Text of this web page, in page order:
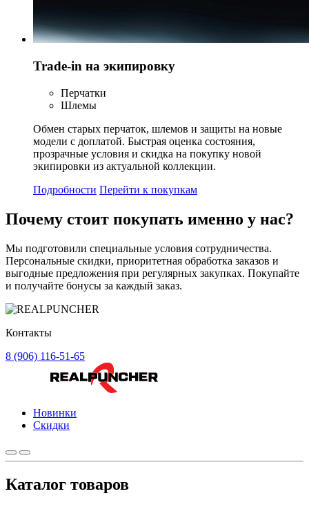
Trade-in на экипировку
Перчатки
Шлемы
Обмен старых перчаток, шлемов и защиты на новые
модели с доплатой. Быстрая оценка состояния,
прозрачные условия и скидка на покупку новой
экипировки из актуальной коллекции.
Подробности Перейти к покупкам
Почему стоит покупать именно у нас?
Мы подготовили специальные условия сотрудничества.
Персональные скидки, приоритетная обработка заказов и
выгодные предложения при регулярных закупках. Покупайте
и получайте бонусы за каждый заказ.
Контакты
8 (906) 116-51-65
Новинки
Скидки
Каталог товаров